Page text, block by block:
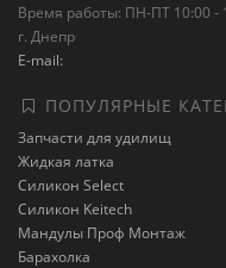
Время работы: ПН-ПТ 10:00 -
г. Днепр
E-mail:
ПОПУЛЯРНЫЕ
Запчасти для удилищ
Жидкая латка
Силикон Select
Силикон Keitech
Мандулы Проф Монтаж
Барахолка